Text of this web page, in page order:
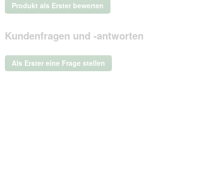
Beurteilungswert
Produkt als Erster bewerten
.
dieser
Aktion
ein
modales
Kundenfragen und -antworten
Als Erster eine Frage stellen